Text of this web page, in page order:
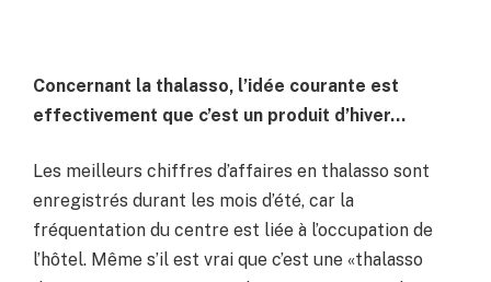
Concernant la thalasso, l’idée courante est
effectivement que c’est un produit d’hiver…
Les meilleurs chiffres d’affaires en thalasso sont
enregistrés durant les mois d’été, car la
fréquentation du centre est liée à l’occupation de
l’hôtel. Même s’il est vrai que c’est une «thalasso